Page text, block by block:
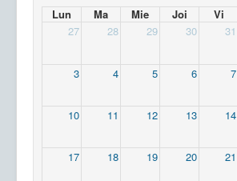
Lun Ma Mie Joi Vi
27
28 29 30 31
3 4 5 6 7
10 11 12 13 14
17 18 19 20 21